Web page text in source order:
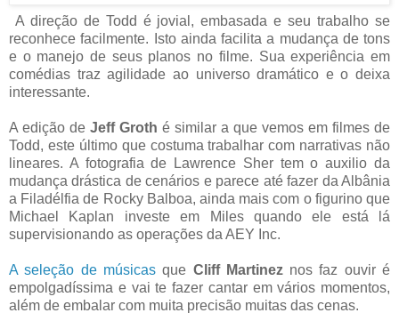
A direção de Todd é jovial, embasada e seu trabalho se
reconhece facilmente. Isto ainda facilita a mudança de tons
e o manejo de seus planos no filme. Sua experiência em
comédias traz agilidade ao universo dramático e o deixa
interessante.
A edição de Jeff Groth é similar a que vemos em filmes de
Todd, este último que costuma trabalhar com narrativas não
lineares. A fotografia de Lawrence Sher tem o auxilio da
mudança drástica de cenários e parece até fazer da Albânia
a Filadélfia de Rocky Balboa, ainda mais com o figurino que
Michael Kaplan investe em Miles quando ele está lá
supervisionando as operações da AEY Inc.
A seleção de músicas que Cliff Martineznos faz ouvir é
empolgadíssima e vai te fazer cantar em vários momentos,
além de embalar com muita precisão muitas das cenas.